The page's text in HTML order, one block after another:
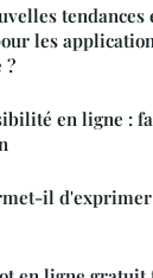
tendances
les
?
en ligne :
il